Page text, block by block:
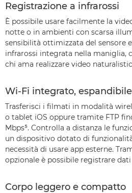
Registrazione a infrarossi
È possibile usare facilmente la
notte o in ambienti con scarsa
sensibilità ottimizzata del sensore
infrarossi integrata nella maniglia,
chi ama realizzare video
Wi-Fi integrato,
Trasferisci i filmati in modalità
o tablet iOS oppure tramite FTP
Mbps⁵. Controlla a distanza le
un dispositivo dotato di
necessità di usare app esterne.
opzionale è possibile registrare
Corpo leggero e compatto